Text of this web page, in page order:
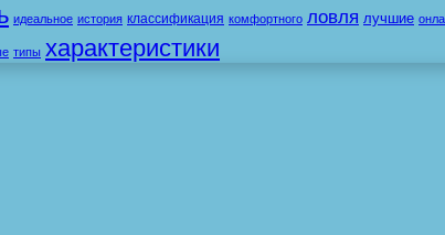
идеальное история классификация комфортного ловля лучшие
типы характеристики